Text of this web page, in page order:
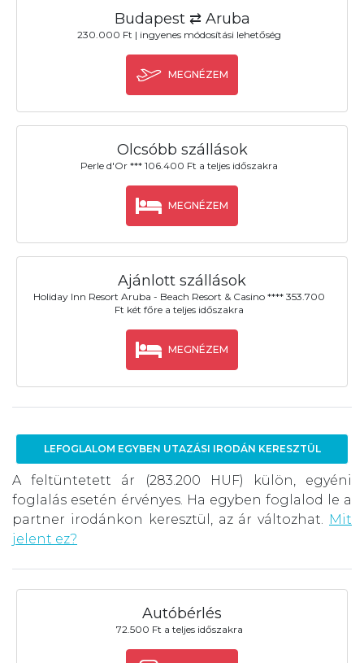
Budapest ⇄ Aruba
230.000 Ft | ingyenes módosítási lehetőség
MEGNÉZEM
Olcsóbb szállások
Perle d'Or *** 106.400 Ft a teljes időszakra
MEGNÉZEM
Ajánlott szállások
Holiday Inn Resort Aruba - Beach Resort & Casino **** 353.700
Ft két főre a teljes időszakra
MEGNÉZEM
LEFOGLALOM EGYBEN UTAZÁSI IRODÁN KERESZTÜL
A feltüntetett ár (283.200 HUF) külön, egyéni
foglalás esetén érvényes. Ha egyben foglalod le a
partner irodánkon keresztül, az ár változhat. Mit
jelent ez?
Autóbérlés
72.500 Ft a teljes időszakra